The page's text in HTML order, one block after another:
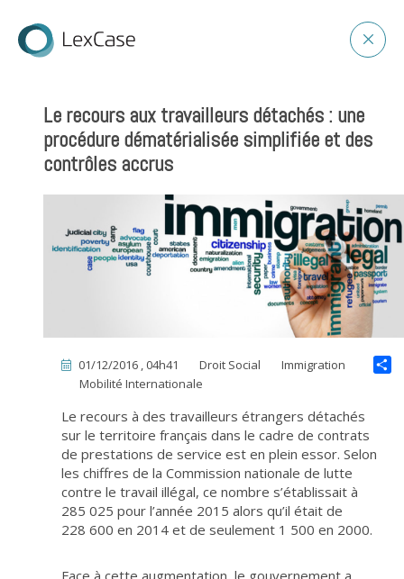
Le recours aux travailleurs détachés : une
procédure dématérialisée simplifiée et des
contrôles accrus
01/12/2016 , 04h41 Droit Social
Immigration
Mobilité Internationale
Le recours à des travailleurs étrangers détachés
sur le territoire français dans le cadre de contrats
de prestations de service est en plein essor. Selon
les chiffres de la Commission nationale de lutte
contre le travail illégal, ce nombre s’établissait à
285 025 pour l’année 2015 alors qu’il était de
228 600 en 2014 et de seulement 1 500 en 2000.